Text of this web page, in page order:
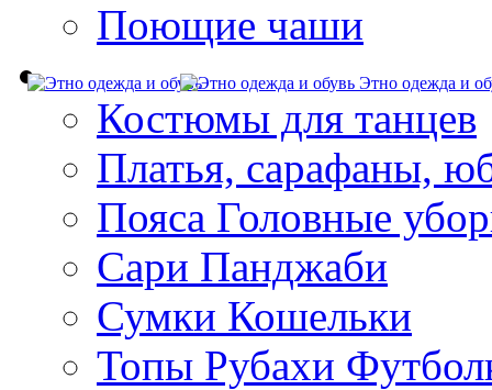
Поющие чаши
Этно одежда и
Костюмы для танцев
Платья, сарафаны,
Пояса Головные
Сари Панджаби
Сумки Кошельки
Топы Рубахи